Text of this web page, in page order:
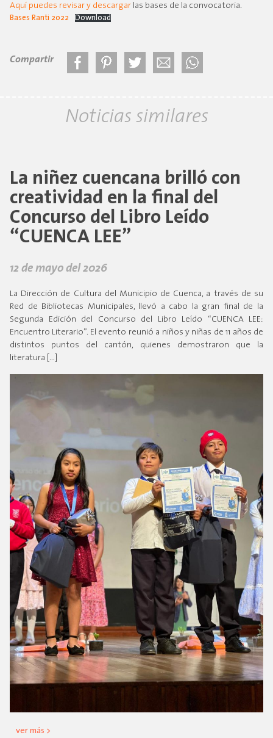
Aquí puedes revisar y descargar las bases de la convocatoria.
Bases Ranti 2022 Download
Compartir
Noticias similares
La niñez cuencana brilló con
creatividad en la final del
Concurso del Libro Leído
“CUENCA LEE”
12 de mayo del 2026
La Dirección de Cultura del Municipio de Cuenca, a través de su
Red de Bibliotecas Municipales, llevó a cabo la gran final de la
Segunda Edición del Concurso del Libro Leído “CUENCA LEE:
Encuentro Literario”. El evento reunió a niños y niñas de 11 años de
distintos puntos del cantón, quienes demostraron que la
literatura […]
ver más >